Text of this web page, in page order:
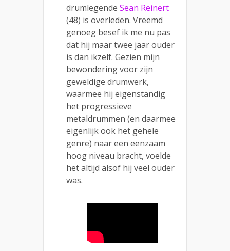
drumlegende Sean Reinert
(48) is overleden. Vreemd
genoeg besef ik me nu pas
dat hij maar twee jaar ouder
is dan ikzelf. Gezien mijn
bewondering voor zijn
geweldige drumwerk,
waarmee hij eigenstandig
het progressieve
metaldrummen (en daarmee
eigenlijk ook het gehele
genre) naar een eenzaam
hoog niveau bracht, voelde
het altijd alsof hij veel ouder
was.